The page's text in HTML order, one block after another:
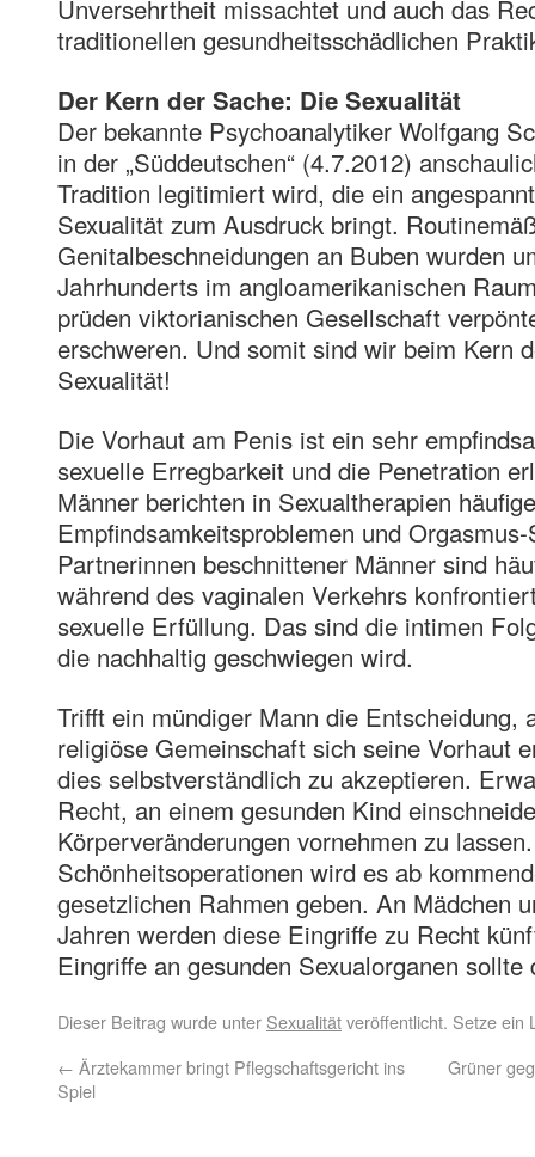
Unversehrtheit missachtet und auch das
traditionellen gesundheitsschädlichen
Der Kern der Sache: Die Sexualität
Der bekannte Psychoanalytiker Wolfgang
in der „Süddeutschen“ (4.7.2012)
Tradition legitimiert wird, die ein
Sexualität zum Ausdruck bringt.
Genitalbeschneidungen an Buben wurden
Jahrhunderts im angloamerikanischen
prüden viktorianischen Gesellschaft
erschweren. Und somit sind wir beim Kern
Sexualität!
Die Vorhaut am Penis ist ein sehr
sexuelle Erregbarkeit und die Penetration
Männer berichten in Sexualtherapien
Empfindsamkeitsproblemen und
Partnerinnen beschnittener Männer sind
während des vaginalen Verkehrs
sexuelle Erfüllung. Das sind die intimen
die nachhaltig geschwiegen wird.
Trifft ein mündiger Mann die Entscheidung,
religiöse Gemeinschaft sich seine Vorhaut
dies selbstverständlich zu akzeptieren.
Recht, an einem gesunden Kind
Körperveränderungen vornehmen zu
Schönheitsoperationen wird es ab
gesetzlichen Rahmen geben. An Mädchen
Jahren werden diese Eingriffe zu Recht
Eingriffe an gesunden Sexualorganen
Dieser Beitrag wurde unter Sexualitätveröffentlicht. Setze ein
← Ärztekammer bringt Pflegschaftsgericht ins
Spiel
Grüner